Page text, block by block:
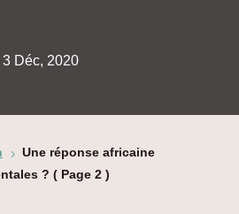
3 Déc, 2020
5 Une réponse africaine
? ( Page 2 )